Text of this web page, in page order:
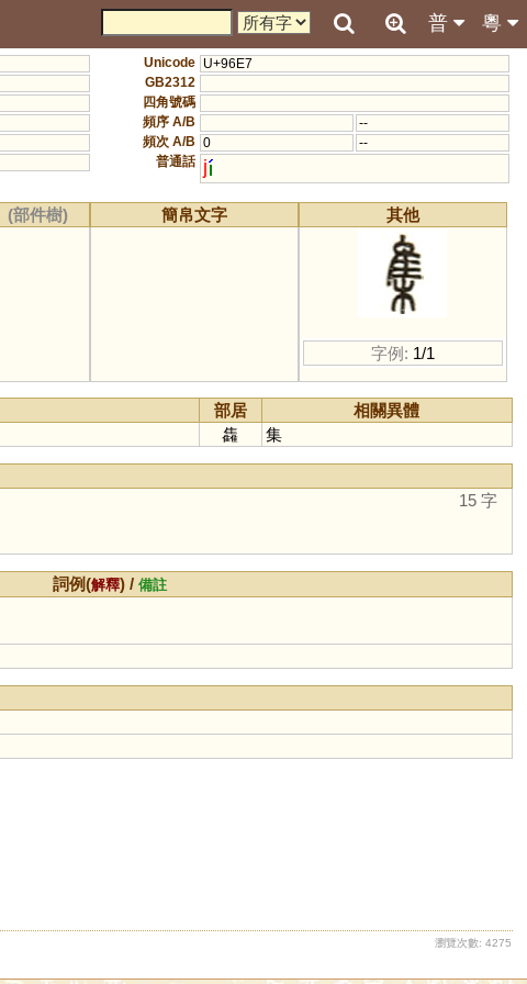
粵
普
Unicode U+96E7
GB2312
四角號碼
頻序 A/B
--
頻次 A/B 0
--
普通話 j
(部件樹) 簡帛文字 其他
字例: 1/1
部居
相關異體
雥 集
15 字
詞例(解釋) /備註
瀏覽次數: 4275